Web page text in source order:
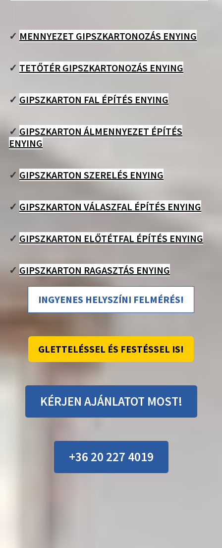
✓ MENNYEZET GIPSZKARTONOZÁS ENYING
✓ TETŐTÉR GIPSZKARTONOZÁS ENYING
✓ GIPSZKARTON FAL ÉPÍTÉS ENYING
✓ GIPSZKARTON ÁLMENNYEZET ÉPÍTÉS
ENYING
✓ GIPSZKARTON SZERELÉS ENYING
✓ GIPSZKARTON VÁLASZFAL ÉPÍTÉS ENYING
✓ GIPSZKARTON ELŐTÉTFAL ÉPÍTÉS ENYING
✓ GIPSZKARTON RAGASZTÁS ENYING
INGYENES HELYSZÍNI FELMÉRÉS!
GLETTELÉSSEL ÉS FESTÉSSEL IS!
KÉRJEN AJÁNLATOT MOST!
+36 20 227 4019